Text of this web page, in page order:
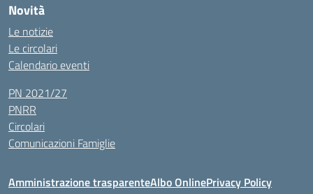
Novità
Le notizie
Le circolari
Calendario eventi
PN 2021/27
PNRR
Circolari
Comunicazioni Famiglie
Amministrazione trasparenteAlbo OnlinePrivacy Policy